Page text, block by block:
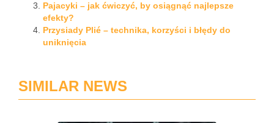
Pajacyki – jak ćwiczyć, by osiągnąć najlepsze
efekty?
Przysiady Plié – technika, korzyści i błędy do
uniknięcia
SIMILAR NEWS